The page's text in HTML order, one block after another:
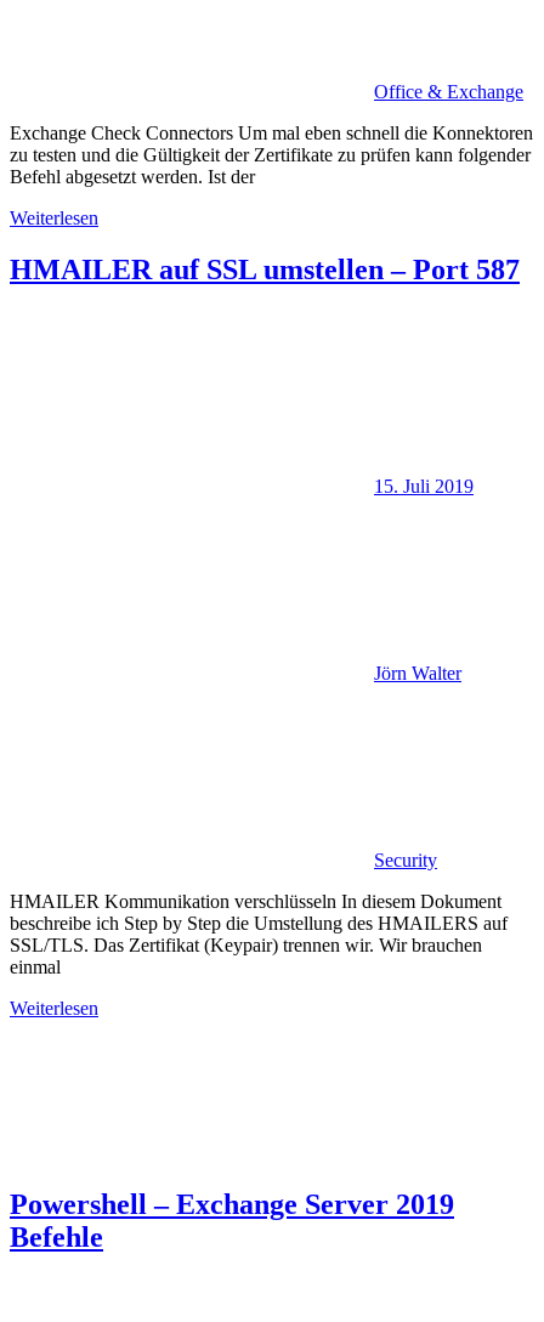
Office & Exchange
Exchange Check Connectors Um mal eben schnell die Konnektoren
zu testen und die Gültigkeit der Zertifikate zu prüfen kann folgender
Befehl abgesetzt werden. Ist der
Weiterlesen
HMAILER auf SSL umstellen – Port 587
15. Juli 2019
Jörn Walter
Security
HMAILER Kommunikation verschlüsseln In diesem Dokument
beschreibe ich Step by Step die Umstellung des HMAILERS auf
SSL/TLS. Das Zertifikat (Keypair) trennen wir. Wir brauchen
einmal
Weiterlesen
Powershell – Exchange Server 2019
Befehle